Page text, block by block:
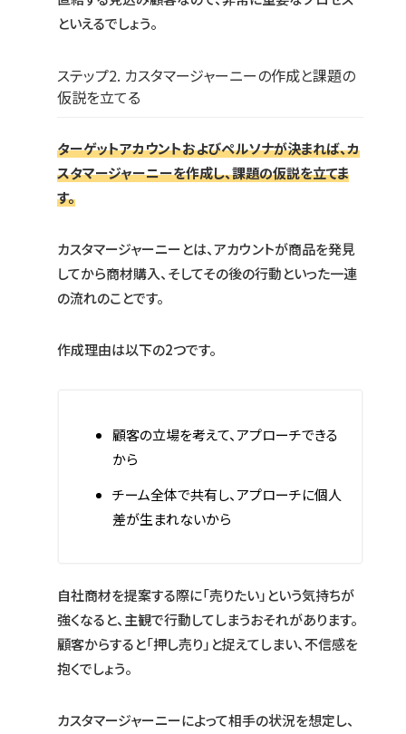
といえるでしょう。
ステップ2. カスタマージャーニーの作成と課題の
仮説を立てる
ターゲットアカウントおよびペルソナが決まれば、カ
スタマージャーニーを作成し、課題の仮説を立てま
す。
カスタマージャーニーとは、アカウントが商品を発見
してから商材購入、そしてその後の行動といった一連
の流れのことです。
作成理由は以下の2つです。
顧客の立場を考えて、アプローチできる
から
チーム全体で共有し、アプローチに個人
差が生まれないから
自社商材を提案する際に「売りたい」という気持ちが
強くなると、主観で行動してしまうおそれがあります。
顧客からすると「押し売り」と捉えてしまい、不信感を
抱くでしょう。
カスタマージャーニーによって相手の状況を想定し、